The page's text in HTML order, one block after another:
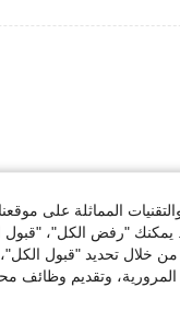
المماثلة على
"رفض الكل"، "قبول
تحديد "قبول الكل"،
وتقديم وظائف